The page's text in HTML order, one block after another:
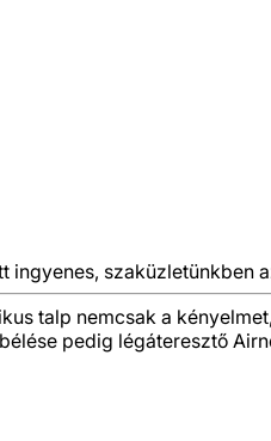
ingyenes, szaküzletünkben
talp nemcsak a
pedig légáteresztő